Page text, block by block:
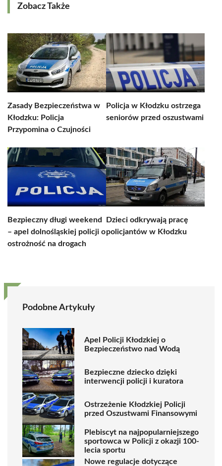
Zobacz Także
Zasady Bezpieczeństwa w
Kłodzku: Policja
Przypomina o Czujności
Policja w Kłodzku ostrzega
seniorów przed oszustwami
Bezpieczny długi weekend
– apel dolnośląskiej policji o
ostrożność na drogach
Dzieci odkrywają pracę
policjantów w Kłodzku
Podobne Artykuły
Apel Policji Kłodzkiej o
Bezpieczeństwo nad Wodą
Bezpieczne dziecko dzięki
interwencji policji i kuratora
Ostrzeżenie Kłodzkiej Policji
przed Oszustwami Finansowymi
Plebiscyt na najpopularniejszego
sportowca w Policji z okazji 100-
lecia sportu
Nowe regulacje dotyczące